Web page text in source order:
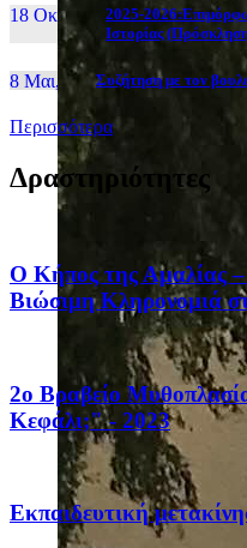
18 Οκτ, 25
2025-
Ιστορίας
8 Μαι, 26 Συζήτηση με τον
Περισσότερα
Δραστηριότητες
Ο Κήπος της Αμαλίας
Βιώσιμη Κληρονομιά
2ο Βραβείο
Κεφάλι;" - 2023
Eκπαιδευτική